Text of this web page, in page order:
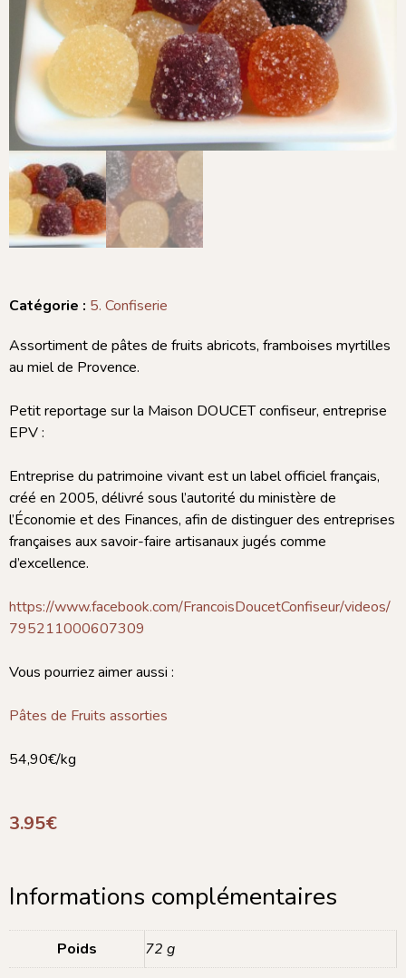
Catégorie : 5. Confiserie
Assortiment de pâtes de fruits abricots, framboises myrtilles
au miel de Provence.
Petit reportage sur la Maison DOUCET confiseur, entreprise
EPV :
Entreprise du patrimoine vivant est un label officiel français,
créé en 2005, délivré sous l’autorité du ministère de
l’Économie et des Finances, afin de distinguer des entreprises
françaises aux savoir-faire artisanaux jugés comme
d’excellence.
https://www.facebook.com/FrancoisDoucetConfiseur/videos/
795211000607309
Vous pourriez aimer aussi :
Pâtes de Fruits assorties
54,90€/kg
3.95€
Informations complémentaires
Poids 72 g